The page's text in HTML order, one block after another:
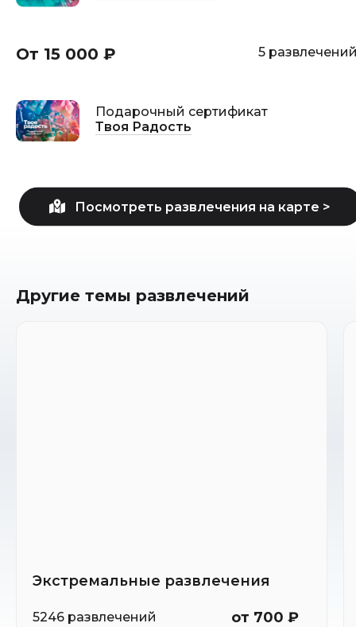
От 15 000 ₽ 5
Подарочный сертификат
Твоя Радость
Другие темы развлечений
Экстремальные развлечения
5246 развлечений от 700 ₽